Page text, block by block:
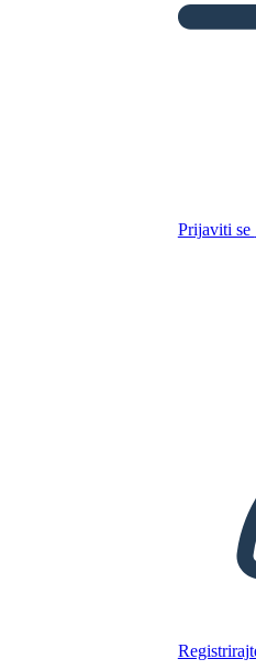
Prijaviti se
Kopirajte
REPRODUCIRAJ